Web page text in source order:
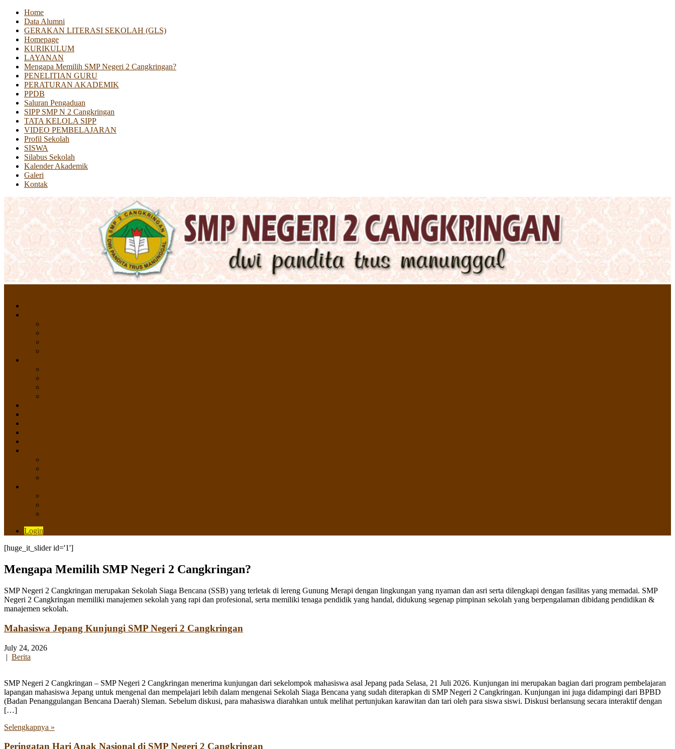
Home
Data Alumni
GERAKAN LITERASI SEKOLAH (GLS)
Homepage
KURIKULUM
LAYANAN
Mengapa Memilih SMP Negeri 2 Cangkringan?
PENELITIAN GURU
PERATURAN AKADEMIK
PPDB
Saluran Pengaduan
SIPP SMP N 2 Cangkringan
TATA KELOLA SIPP
VIDEO PEMBELAJARAN
Profil Sekolah
SISWA
Silabus Sekolah
Kalender Akademik
Galeri
Kontak
Login
[huge_it_slider id='1']
Mengapa Memilih SMP Negeri 2 Cangkringan?
SMP Negeri 2 Cangkringan merupakan Sekolah Siaga Bencana (SSB) yang terletak di lereng Gunung Merapi dengan lingkungan yang nyaman dan asri serta dilengkapi dengan fasilitas yang memadai. SMP
Negeri 2 Cangkringan memiliki manajemen sekolah yang rapi dan profesional, serta memiliki tenaga pendidik yang handal, didukung segenap pimpinan sekolah yang berpengalaman dibidang pendidikan &
manajemen sekolah.
Mahasiswa Jepang Kunjungi SMP Negeri 2 Cangkringan
July 24, 2026
| Berita
SMP Negeri 2 Cangkringan – SMP Negeri 2 Cangkringan menerima kunjungan dari sekelompok mahasiswa asal Jepang pada Selasa, 21 Juli 2026. Kunjungan ini merupakan bagian dari program pembelajaran
lapangan mahasiswa Jepang untuk mengenal dan mempelajari lebih dalam mengenai Sekolah Siaga Bencana yang sudah diterapkan di SMP Negeri 2 Cangkringan. Kunjungan ini juga didampingi dari BPBD
(Badan Penanggulangan Bencana Daerah) Sleman. Sebelum diskusi, para mahasiswa diarahkan untuk melihat pertunjukan karawitan dan tari oleh para siswa siswi. Diskusi berlansung secara interaktif dengan
[…]
Selengkapnya »
Peringatan Hari Anak Nasional di SMP Negeri 2 Cangkringan